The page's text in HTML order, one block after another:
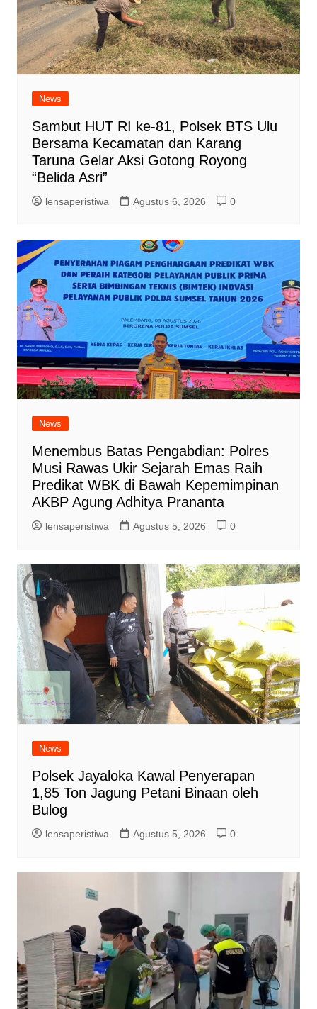
News
Sambut HUT RI ke-81, Polsek BTS Ulu
Bersama Kecamatan dan Karang
Taruna Gelar Aksi Gotong Royong
“Belida Asri”
lensaperistiwa Agustus 6, 2026 0
News
Menembus Batas Pengabdian: Polres
Musi Rawas Ukir Sejarah Emas Raih
Predikat WBK di Bawah Kepemimpinan
AKBP Agung Adhitya Prananta
lensaperistiwa Agustus 5, 2026 0
News
Polsek Jayaloka Kawal Penyerapan
1,85 Ton Jagung Petani Binaan oleh
Bulog
lensaperistiwa Agustus 5, 2026 0